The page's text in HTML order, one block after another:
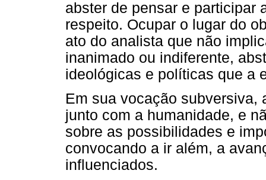
abster de pensar e participar
respeito. Ocupar o lugar do
ato do analista que não
inanimado ou indiferente,
ideológicas e políticas que a
Em sua vocação subversiva,
junto com a humanidade, e
sobre as possibilidades e
convocando a ir além, a
influenciados.